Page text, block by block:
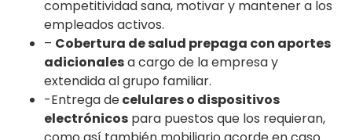
competitividad sana, motivar y mantener a los
empleados activos.
– Cobertura de salud prepaga con aportes
adicionalesa cargo de la empresa y
extendida al grupo familiar.
-Entrega decelulares o dispositivos
electrónicos para puestos que los requieran,